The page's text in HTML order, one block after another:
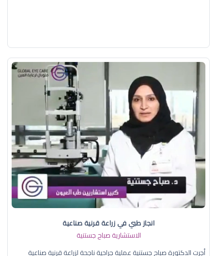
انجاز طبي في زراعة قرنية صناعية
الاستشارية صباح جستنية
أجرت الدكتورة صباح جستنية عملية جراحية ناجحة لزراعة قرنية صناعية